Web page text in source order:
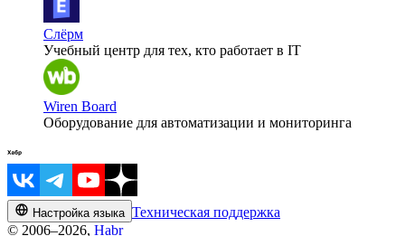
Слёрм
Учебный центр для тех, кто работает в IT
Wiren Board
Оборудование для автоматизации и мониторинга
Настройка языка Техническая поддержка
© 2006–2026, Habr